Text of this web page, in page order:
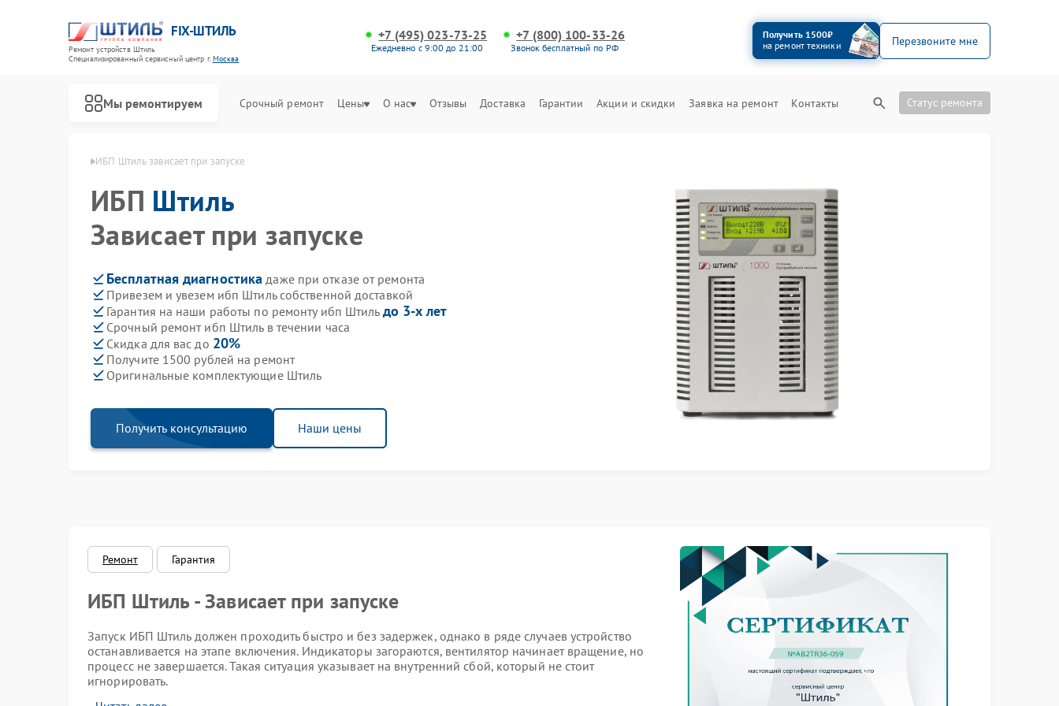
FIX-ШТИЛЬ
Ремонт устройств Штиль
Специализированный cервисный центр г.Москва
+7 (495) 023-73-25
Ежедневно с 9:00 до 21:00
+7 (800) 100-33-26
Звонок бесплатный по РФ
Получить 1500₽
на ремонт техники
Перезвоните мне
Мы ремонтируем Срочный ремонт Цены О нас Отзывы Доставка Гарантии Акции и скидки Заявка на ремонт Контакты Статус ремонта
Штиль в Москве ИБП Штиль зависает при запуске
ИБП Штиль
Зависает при запуске
Бесплатная диагностика даже при отказе от ремонта
Привезем и увезем ибп Штиль собственной доставкой
Гарантия на наши работы по ремонту ибп Штиль до 3-х лет
Срочный ремонт ибп Штиль в течении часа
Скидка для вас до 20%
Получите 1500 рублей на ремонт
Оригинальные комплектующие Штиль
Получить консультацию Наши цены
Ремонт Гарантия
ИБП Штиль - Зависает при запуске
Запуск ИБП Штиль должен проходить быстро и без задержек, однако в ряде случаев устройство
останавливается на этапе включения. Индикаторы загораются, вентилятор начинает вращение, но
процесс не завершается. Такая ситуация указывает на внутренний сбой, который не стоит
игнорировать.